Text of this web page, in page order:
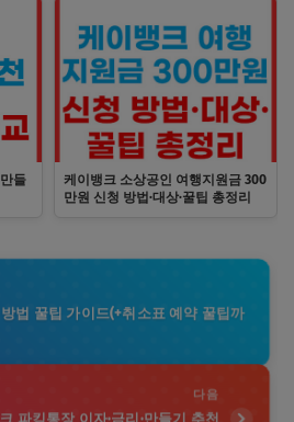
들
케이뱅크 소상공인 여행지원금 300
만원 신청 방법·대상·꿀팁 총정리
방법 꿀팁 가이드(+취소표 예약 꿀팁까
다음
파킹통장 이자·금리·만들기 추천